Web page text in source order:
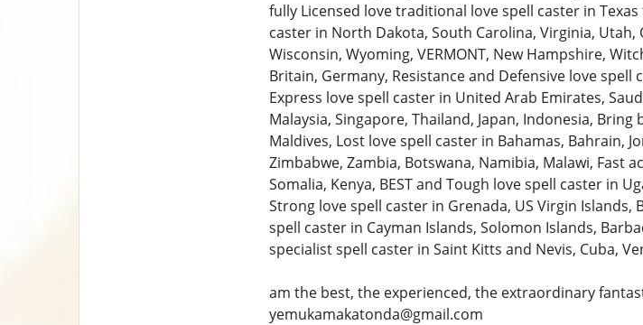
fully Licensed love traditional love spell caster in
caster in North Dakota, South Carolina, Virginia,
Wisconsin, Wyoming, VERMONT, New Hampshire,
Britain, Germany, Resistance and Defensive love
Express love spell caster in United Arab Emirates,
Malaysia, Singapore, Thailand, Japan, Indonesia,
Maldives, Lost love spell caster in Bahamas, Bahrain,
Zimbabwe, Zambia, Botswana, Namibia, Malawi, Fast
Somalia, Kenya, BEST and Tough love spell caster in
Strong love spell caster in Grenada, US Virgin
spell caster in Cayman Islands, Solomon Islands,
specialist spell caster in Saint Kitts and Nevis, Cuba,
am the best, the experienced, the extraordinary
yemukamakatonda@gmail.com